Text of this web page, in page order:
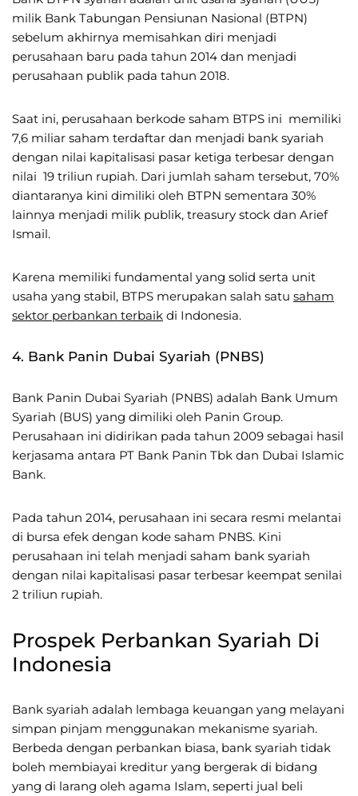
milik Bank Tabungan Pensiunan Nasional (BTPN)
sebelum akhirnya memisahkan diri menjadi
perusahaan baru pada tahun 2014 dan menjadi
perusahaan publik pada tahun 2018.
Saat ini, perusahaan berkode saham BTPS ini memiliki
7,6 miliar saham terdaftar dan menjadi bank syariah
dengan nilai kapitalisasi pasar ketiga terbesar dengan
nilai 19 triliun rupiah. Dari jumlah saham tersebut, 70%
diantaranya kini dimiliki oleh BTPN sementara 30%
lainnya menjadi milik publik, treasury stock dan Arief
Ismail.
Karena memiliki fundamental yang solid serta unit
usaha yang stabil, BTPS merupakan salah satu saham
sektor perbankan terbaik di Indonesia.
4. Bank Panin Dubai Syariah (PNBS)
Bank Panin Dubai Syariah (PNBS) adalah Bank Umum
Syariah (BUS) yang dimiliki oleh Panin Group.
Perusahaan ini didirikan pada tahun 2009 sebagai hasil
kerjasama antara PT Bank Panin Tbk dan Dubai Islamic
Bank.
Pada tahun 2014, perusahaan ini secara resmi melantai
di bursa efek dengan kode saham PNBS. Kini
perusahaan ini telah menjadi saham bank syariah
dengan nilai kapitalisasi pasar terbesar keempat senilai
2 triliun rupiah.
Prospek Perbankan Syariah Di
Indonesia
Bank syariah adalah lembaga keuangan yang melayani
simpan pinjam menggunakan mekanisme syariah.
Berbeda dengan perbankan biasa, bank syariah tidak
boleh membiayai kreditur yang bergerak di bidang
yang di larang oleh agama Islam, seperti jual beli